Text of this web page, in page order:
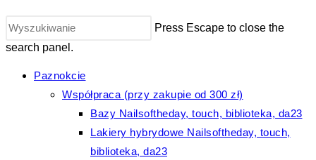
Press Escape to close the
search panel.
Paznokcie
Współpraca (przy zakupie od 300 zł)
Bazy Nailsoftheday, touch, biblioteka, da23
Lakiery hybrydowe Nailsoftheday, touch,
biblioteka, da23